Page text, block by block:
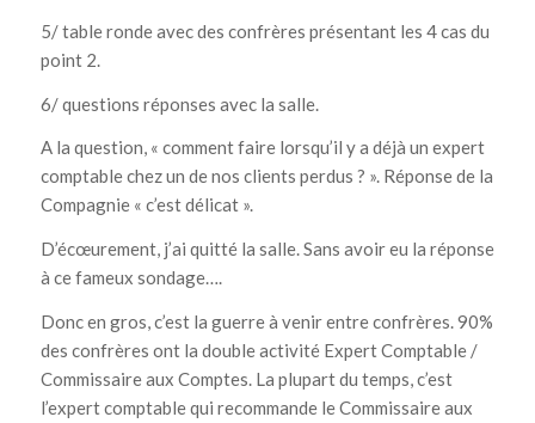
5/ table ronde avec des confrères présentant les 4 cas du
point 2.
6/ questions réponses avec la salle.
A la question, « comment faire lorsqu’il y a déjà un expert
comptable chez un de nos clients perdus ? ». Réponse de la
Compagnie « c’est délicat ».
D’écœurement, j’ai quitté la salle. Sans avoir eu la réponse
à ce fameux sondage….
Donc en gros, c’est la guerre à venir entre confrères. 90%
des confrères ont la double activité Expert Comptable /
Commissaire aux Comptes. La plupart du temps, c’est
l’expert comptable qui recommande le Commissaire aux